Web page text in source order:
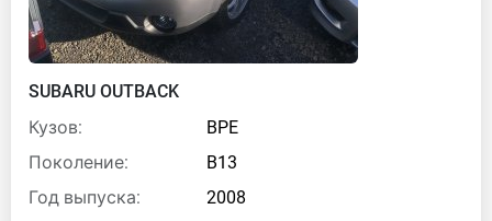
SUBARU OUTBACK
Кузов:
BPE
Поколение:
B13
Год выпуска:
2008